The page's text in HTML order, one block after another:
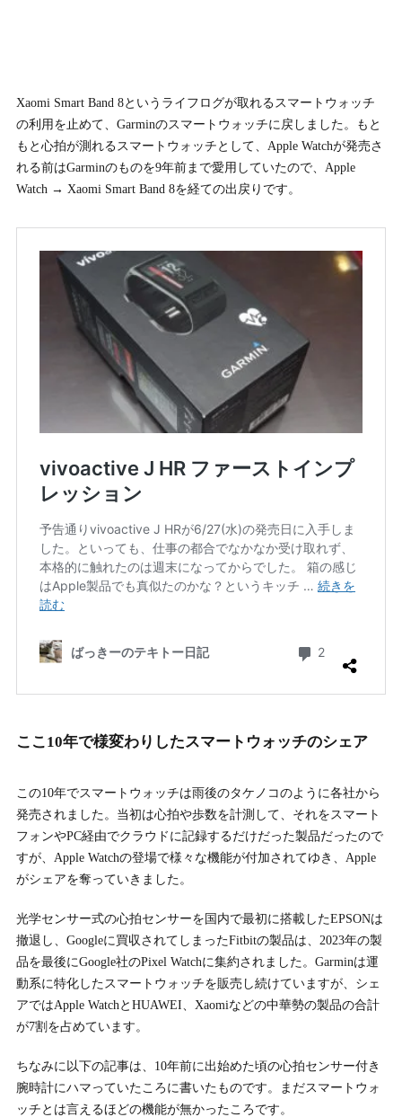
Xaomi Smart Band 8というライフログが取れるスマートウォッチ
の利用を止めて、Garminのスマートウォッチに戻しました。もと
もと心拍が測れるスマートウォッチとして、Apple Watchが発売さ
れる前はGarminのものを9年前まで愛用していたので、Apple
Watch → Xaomi Smart Band 8を経ての出戻りです。
ここ10年で様変わりしたスマートウォッチのシェア
この10年でスマートウォッチは雨後のタケノコのように各社から
発売されました。当初は心拍や歩数を計測して、それをスマート
フォンやPC経由でクラウドに記録するだけだった製品だったので
すが、Apple Watchの登場で様々な機能が付加されてゆき、Apple
がシェアを奪っていきました。
光学センサー式の心拍センサーを国内で最初に搭載したEPSONは
撤退し、Googleに買収されてしまったFitbitの製品は、2023年の製
品を最後にGoogle社のPixel Watchに集約されました。Garminは運
動系に特化したスマートウォッチを販売し続けていますが、シェ
アではApple WatchとHUAWEI、Xaomiなどの中華勢の製品の合計
が7割を占めています。
ちなみに以下の記事は、10年前に出始めた頃の心拍センサー付き
腕時計にハマっていたころに書いたものです。まだスマートウォ
ッチとは言えるほどの機能が無かったころです。